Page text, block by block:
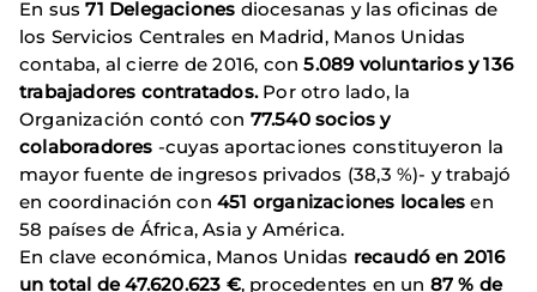
En sus71 Delegaciones diocesanas y las oficinas de
los Servicios Centrales en Madrid, Manos Unidas
contaba, al cierre de 2016, con5.089 voluntarios y 136
trabajadores contratados. Por otro lado, la
Organización contó con 77.540 socios y
colaboradores -cuyas aportaciones constituyeron la
mayor fuente de ingresos privados (38,3 %)- y trabajó
en coordinación con 451 organizaciones locales en
58 países de África, Asia y América.
En clave económica, Manos Unidas recaudó en 2016
un total de 47.620.623 €, procedentes en un 87 % de